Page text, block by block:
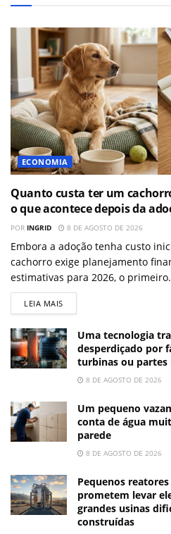
ECONOMIA
Quanto custa ter um
o que acontece depois da
POR INGRID 8 DE AGOSTO DE 2026
Embora a adoção tenha custo
cachorro exige planejamento
estimativas para 2026, o
LEIA MAIS
Uma tecnologia
desperdiçado por
turbinas ou
8 DE AGOSTO DE 2026
Um pequeno
conta de água
parede
8 DE AGOSTO DE 2026
Pequenos
prometem levar
grandes usinas
construídas